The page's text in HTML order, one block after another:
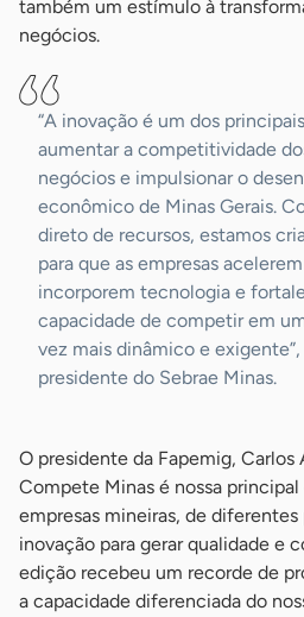
também um estímulo à
negócios.
“A inovação é um dos
aumentar a competitividade
negócios e impulsionar o
econômico de Minas Gerais.
direto de recursos, estamos
para que as empresas
incorporem tecnologia e
capacidade de competir em
vez mais dinâmico e
presidente do Sebrae Minas.
O presidente da Fapemig, Carlos
Compete Minas é nossa
empresas mineiras, de
inovação para gerar qualidade e
edição recebeu um recorde de
a capacidade diferenciada do